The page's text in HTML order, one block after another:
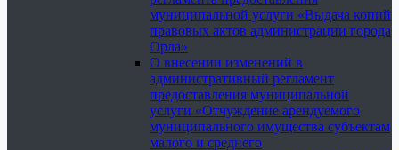
муниципальной услуги «Выдача копий
правовых актов администрации города
Орла»
О внесении изменений в
административный регламент
предоставления муниципальной
услуги «Отчуждение арендуемого
муниципального имущества субъектам
малого и среднего